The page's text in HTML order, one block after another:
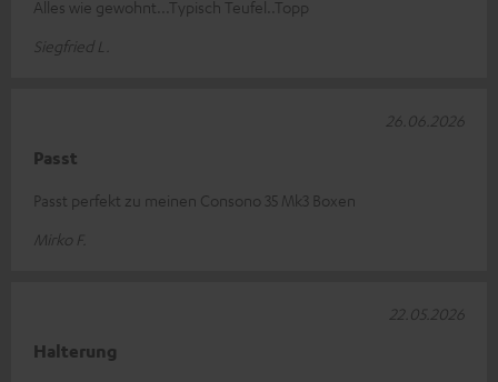
Alles wie gewohnt...Typisch Teufel..Topp
Siegfried L.
Passt
Passt perfekt zu meinen Consono 35 Mk3 Boxen
Mirko F.
26.06.2026
Halterung
22.05.2026